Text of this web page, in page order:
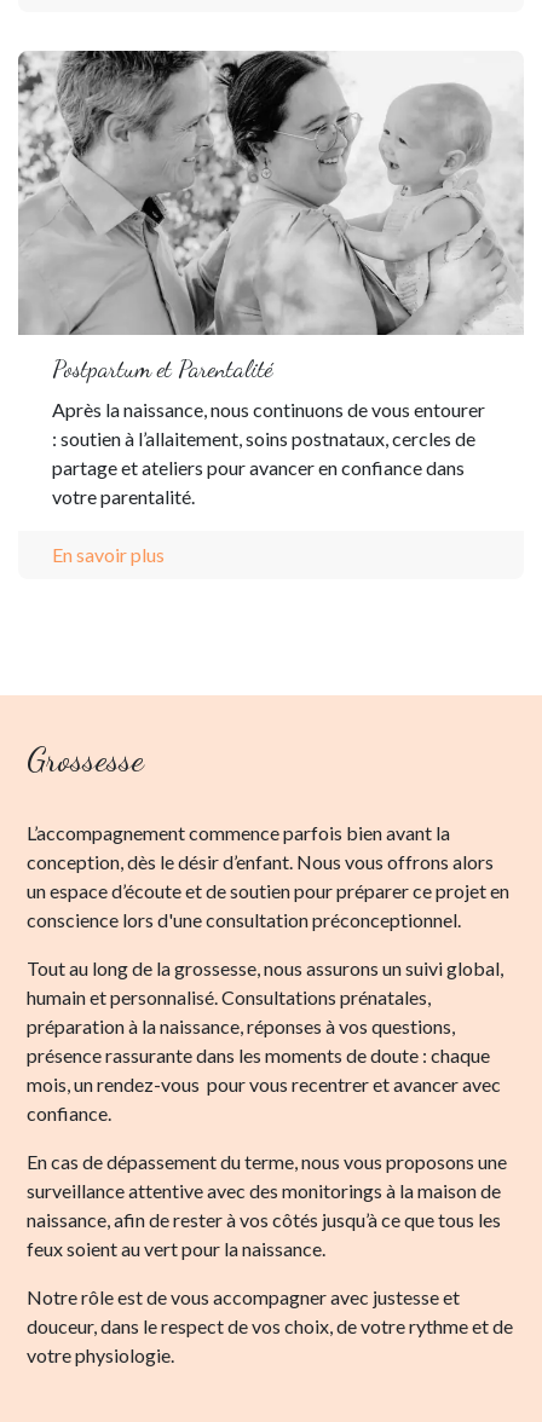
Postpartum et Parentalité
Après la naissance, nous continuons de vous entourer
: soutien à l’allaitement, soins postnataux, cercles de
partage et ateliers pour avancer en confiance dans
votre parentalité.
En savoir plus
Grossesse
L’accompagnement commence parfois bien avant la
conception, dès le désir d’enfant. Nous vous offrons alors
un espace d’écoute et de soutien pour préparer ce projet en
conscience lors d'une consultation préconceptionnel.
Tout au long de la grossesse, nous assurons un suivi global,
humain et personnalisé. Consultations prénatales,
préparation à la naissance, réponses à vos questions,
présence rassurante dans les moments de doute : chaque
mois, un rendez-vous pour vous recentrer et avancer avec
confiance.
En cas de dépassement du terme, nous vous proposons une
surveillance attentive avec des monitorings à la maison de
naissance, afin de rester à vos côtés jusqu’à ce que tous les
feux soient au vert pour la naissance.
Notre rôle est de vous accompagner avec justesse et
douceur, dans le respect de vos choix, de votre rythme et de
votre physiologie.